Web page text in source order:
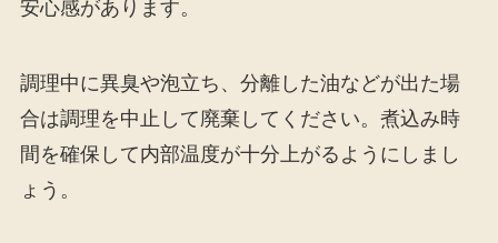
安心感があります。
調理中に異臭や泡立ち、分離した油などが出た場
合は調理を中止して廃棄してください。煮込み時
間を確保して内部温度が十分上がるようにしまし
ょう。